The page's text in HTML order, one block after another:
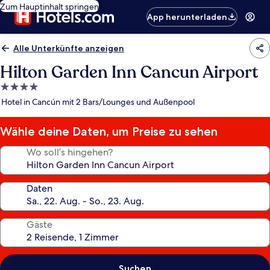
Zum Hauptinhalt springen
App herunterladen
Alle Unterkünfte anzeigen
Hilton Garden Inn Cancun Airport
4.0-
Sterne-
Hotel in Cancún mit 2 Bars/Lounges und Außenpool
Wähle deine Daten, um Preise zu sehen
Wo soll’s hingehen?
Daten
Gäste